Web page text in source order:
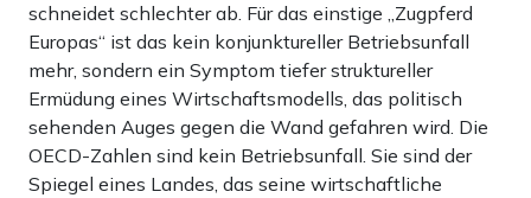
schneidet schlechter ab. Für das einstige „Zugpferd
Europas“ ist das kein konjunktureller Betriebsunfall
mehr, sondern ein Symptom tiefer struktureller
Ermüdung eines Wirtschaftsmodells, das politisch
sehenden Auges gegen die Wand gefahren wird. Die
OECD-Zahlen sind kein Betriebsunfall. Sie sind der
Spiegel eines Landes, das seine wirtschaftliche